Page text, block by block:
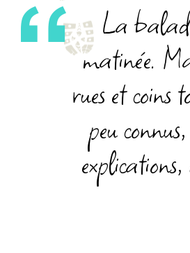
La
matinée.
rues et coins
peu
explications,